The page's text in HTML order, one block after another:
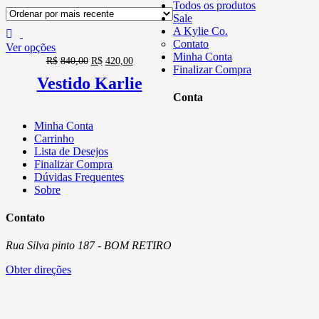
Ver opções
R$ 840,00 R$ 420,00
Vestido Karlie
Todos os produtos
Sale
A Kylie Co.
Contato
Minha Conta
Finalizar Compra
Conta
Minha Conta
Carrinho
Lista de Desejos
Finalizar Compra
Dúvidas Frequentes
Sobre
Contato
Rua Silva pinto 187 - BOM RETIRO
Obter direções